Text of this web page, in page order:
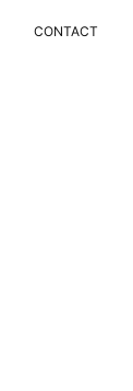
CONTACT